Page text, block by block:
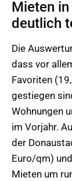
Mieten
deutlich
Die
dass vor
Favoriten
gestiegen
Wohnungen
im Vorjahr.
der
Euro/qm)
Mieten um